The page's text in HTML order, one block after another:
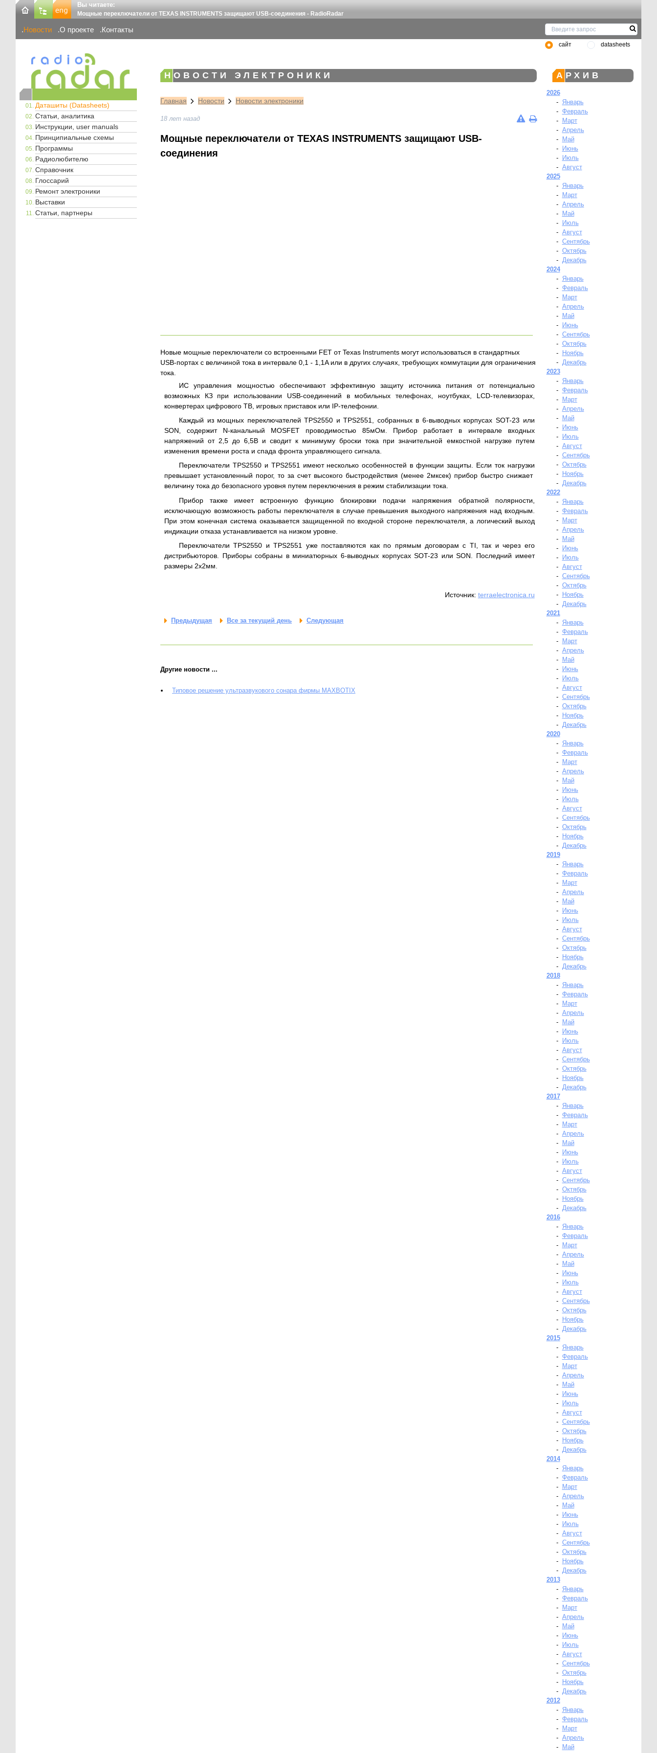
Вы читаете:
Мощные переключатели от TEXAS INSTRUMENTS защищают USB-соединения - RadioRadar
Новости О проекте Контакты
сайт datasheets
Даташиты (Datasheets)
Статьи, аналитика
Инструкции, user manuals
Принципиальные схемы
Программы
Радиолюбителю
Справочник
Глоссарий
Ремонт электроники
Выставки
Статьи, партнеры
НОВОСТИ ЭЛЕКТРОНИКИ
Главная Новости Новости электроники
18 лет назад
Мощные переключатели от TEXAS INSTRUMENTS защищают USB-
соединения
Новые мощные переключатели со встроенными FET от Texas Instruments могут использоваться в стандартных
USB-портах с величиной тока в интервале 0,1 - 1,1A или в других случаях, требующих коммутации для ограничения
тока.
ИС управления мощностью обеспечивают эффективную защиту источника питания от потенциально
возможных КЗ при использовании USB-соединений в мобильных телефонах, ноутбуках, LCD-телевизорах,
конвертерах цифрового ТВ, игровых приставок или IP-телефонии.
Каждый из мощных переключателей TPS2550 и TPS2551, собранных в 6-выводных корпусах SOT-23 или
SON, содержит N-канальный MOSFET проводимостью 85мОм. Прибор работает в интервале входных
напряжений от 2,5 до 6,5В и сводит к минимуму броски тока при значительной емкостной нагрузке путем
изменения времени роста и спада фронта управляющего сигнала.
Переключатели TPS2550 и TPS2551 имеют несколько особенностей в функции защиты. Если ток нагрузки
превышает установленный порог, то за счет высокого быстродействия (менее 2мксек) прибор быстро снижает
величину тока до безопасного уровня путем переключения в режим стабилизации тока.
Прибор также имеет встроенную функцию блокировки подачи напряжения обратной полярности,
исключающую возможность работы переключателя в случае превышения выходного напряжения над входным.
При этом конечная система оказывается защищенной по входной стороне переключателя, а логический выход
индикации отказа устанавливается на низком уровне.
Переключатели TPS2550 и TPS2551 уже поставляются как по прямым договорам с TI, так и через его
дистрибьюторов. Приборы собраны в миниатюрных 6-выводных корпусах SOT-23 или SON. Последний имеет
размеры 2х2мм.
Источник: terraelectronica.ru
Предыдущая Все за текущий день Следующая
Другие новости ...
Типовое решение ультразвукового сонара фирмы MAXBOTIX
АРХИВ
2026
-
Январь
- Февраль
-
Март
- Апрель
-
Май
-
Июнь
-
Июль
- Август
2025
-
Январь
-
Март
- Апрель
-
Май
-
Июль
- Август
- Сентябрь
- Октябрь
- Декабрь
2024
-
Январь
- Февраль
-
Март
- Апрель
-
Май
-
Июнь
- Сентябрь
- Октябрь
-
Ноябрь
- Декабрь
2023
-
Январь
- Февраль
-
Март
- Апрель
-
Май
-
Июнь
-
Июль
- Август
- Сентябрь
- Октябрь
-
Ноябрь
- Декабрь
2022
-
Январь
- Февраль
-
Март
- Апрель
-
Май
-
Июнь
-
Июль
- Август
- Сентябрь
- Октябрь
-
Ноябрь
- Декабрь
2021
-
Январь
- Февраль
-
Март
- Апрель
-
Май
-
Июнь
-
Июль
- Август
- Сентябрь
- Октябрь
-
Ноябрь
- Декабрь
2020
-
Январь
- Февраль
-
Март
- Апрель
-
Май
-
Июнь
-
Июль
- Август
- Сентябрь
- Октябрь
-
Ноябрь
- Декабрь
2019
-
Январь
- Февраль
-
Март
- Апрель
-
Май
-
Июнь
-
Июль
- Август
- Сентябрь
- Октябрь
-
Ноябрь
- Декабрь
2018
-
Январь
- Февраль
-
Март
- Апрель
-
Май
-
Июнь
-
Июль
- Август
- Сентябрь
- Октябрь
-
Ноябрь
- Декабрь
2017
-
Январь
- Февраль
-
Март
- Апрель
-
Май
-
Июнь
-
Июль
- Август
- Сентябрь
- Октябрь
-
Ноябрь
- Декабрь
2016
-
Январь
- Февраль
-
Март
- Апрель
-
Май
-
Июнь
-
Июль
- Август
- Сентябрь
- Октябрь
-
Ноябрь
- Декабрь
2015
-
Январь
- Февраль
-
Март
- Апрель
-
Май
-
Июнь
-
Июль
- Август
- Сентябрь
- Октябрь
-
Ноябрь
- Декабрь
2014
-
Январь
- Февраль
-
Март
- Апрель
-
Май
-
Июнь
-
Июль
- Август
- Сентябрь
- Октябрь
-
Ноябрь
- Декабрь
2013
-
Январь
- Февраль
-
Март
- Апрель
-
Май
-
Июнь
-
Июль
- Август
- Сентябрь
- Октябрь
-
Ноябрь
- Декабрь
2012
-
Январь
- Февраль
-
Март
- Апрель
-
Май